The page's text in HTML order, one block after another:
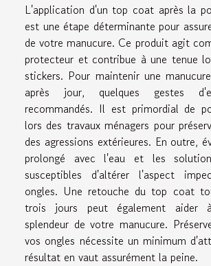
L'application d'un top coat après la
est une étape déterminante pour
de votre manucure. Ce produit agit
protecteur et contribue à une tenue
stickers. Pour maintenir une
après jour, quelques gestes
recommandés. Il est primordial de
lors des travaux ménagers pour
des agressions extérieures. En outre,
prolongé avec l'eau et les
susceptibles d'altérer l'aspect
ongles. Une retouche du top coat
trois jours peut également aider
splendeur de votre manucure.
vos ongles nécessite un minimum
résultat en vaut assurément la peine.